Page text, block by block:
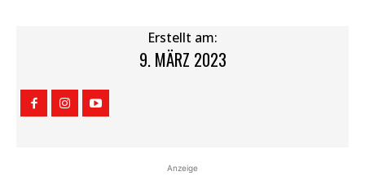
Erstellt am:
9. MÄRZ 2023
Anzeige